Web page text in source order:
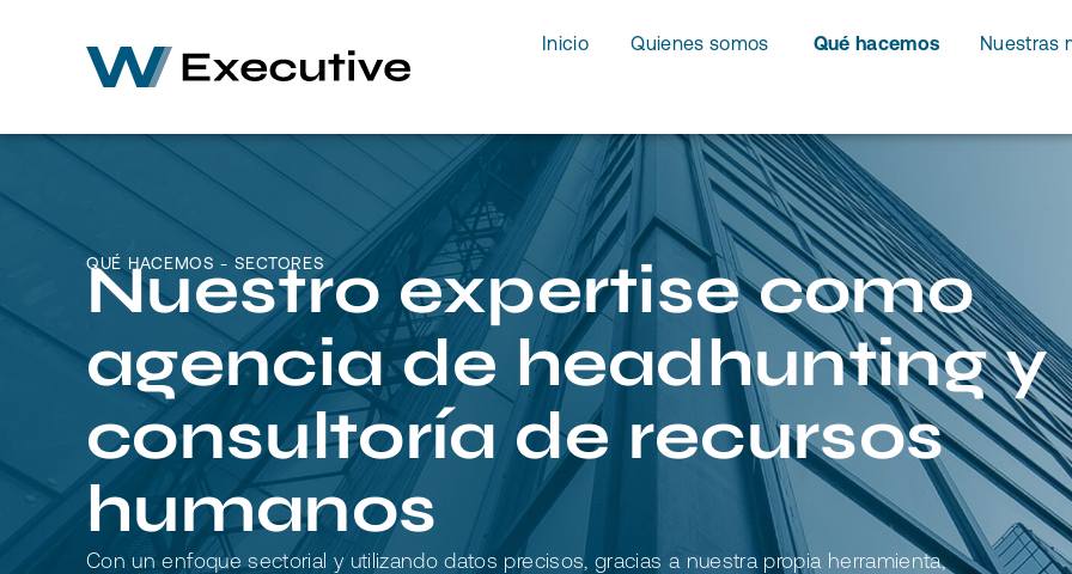
Inicio Quienes somos Qué hacemos Nuestras
QUÉ HACEMOS - SECTORES
Nuestro expertise como
agencia de headhunting y
consultoría de recursos
humanos
Con un enfoque sectorial y utilizando datos precisos, gracias a nuestra propia herramienta,